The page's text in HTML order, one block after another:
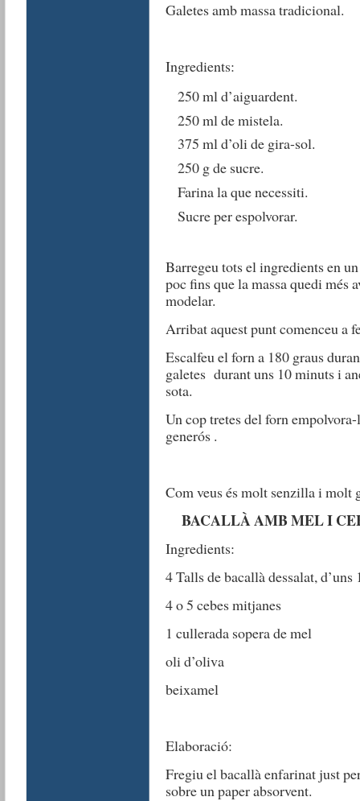
Galetes amb massa tradicional.
Ingredients:
250 ml d’aiguardent.
250 ml de mistela.
375 ml d’oli de gira-sol.
250 g de sucre.
Farina la que necessiti.
Sucre per espolvorar.
Barregeu tots el ingredients en
poc fins que la massa quedi més
modelar.
Arribat aquest punt comenceu a
Escalfeu el forn a 180 graus
galetes durant uns 10 minuts i
sota.
Un cop tretes del forn
generós .
Com veus és molt senzilla i molt
BACALLÀ AMB MEL I
Ingredients:
4 Talls de bacallà dessalat, d’uns
4 o 5 cebes mitjanes
1 cullerada sopera de mel
oli d’oliva
beixamel
Elaboració:
Fregiu el bacallà enfarinat just
sobre un paper absorvent.